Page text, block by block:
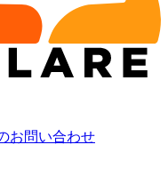
お問い合わせ